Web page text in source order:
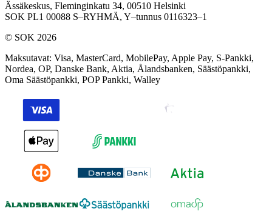
Ässäkeskus, Fleminginkatu 34, 00510 Helsinki
SOK PL1 00088 S–RYHMÄ, Y–tunnus 0116323–1
© SOK 2026
Maksutavat: Visa, MasterCard, MobilePay, Apple Pay, S-Pankki,
Nordea, OP, Danske Bank, Aktia, Ålandsbanken, Säästöpankki,
Oma Säästöpankki, POP Pankki, Walley